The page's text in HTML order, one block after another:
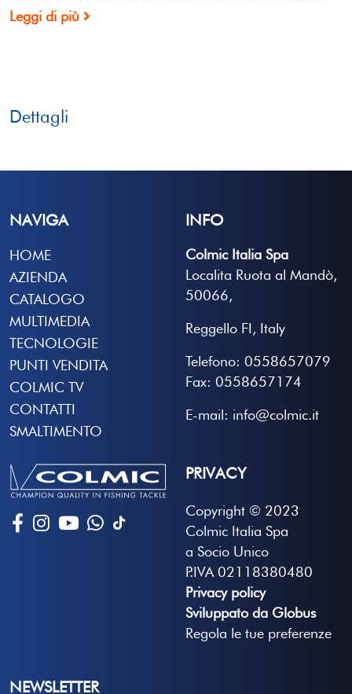
Leggi di più
Dettagli
NAVIGA
HOME
AZIENDA
CATALOGO
MULTIMEDIA
TECNOLOGIE
PUNTI VENDITA
COLMIC TV
CONTATTI
SMALTIMENTO
INFO
Colmic Italia Spa
Localita Ruota al Mandò,
50066,
Reggello FI, Italy
Telefono: 0558657079
Fax: 0558657174
E-mail: info@colmic.it
PRIVACY
Copyright © 2023
Colmic Italia Spa
a Socio Unico
P.IVA 02118380480
Privacy policy
Sviluppato da Globus
Regola le tue preferenze
NEWSLETTER